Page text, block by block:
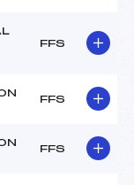
FFS
FFS
FFS